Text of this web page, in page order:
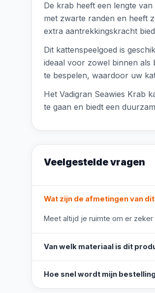
De krab heeft een lengte
met zwarte randen en heeft
extra aantrekkingskracht
Dit kattenspeelgoed is
ideaal voor zowel binnen als
te bespelen, waardoor uw
Het Vadigran Seawies Krab
te gaan en biedt een
Veelgestelde vragen
Wat zijn de afmetingen van
Meet altijd je ruimte om er
Van welk materiaal is dit
Hoe snel wordt mijn